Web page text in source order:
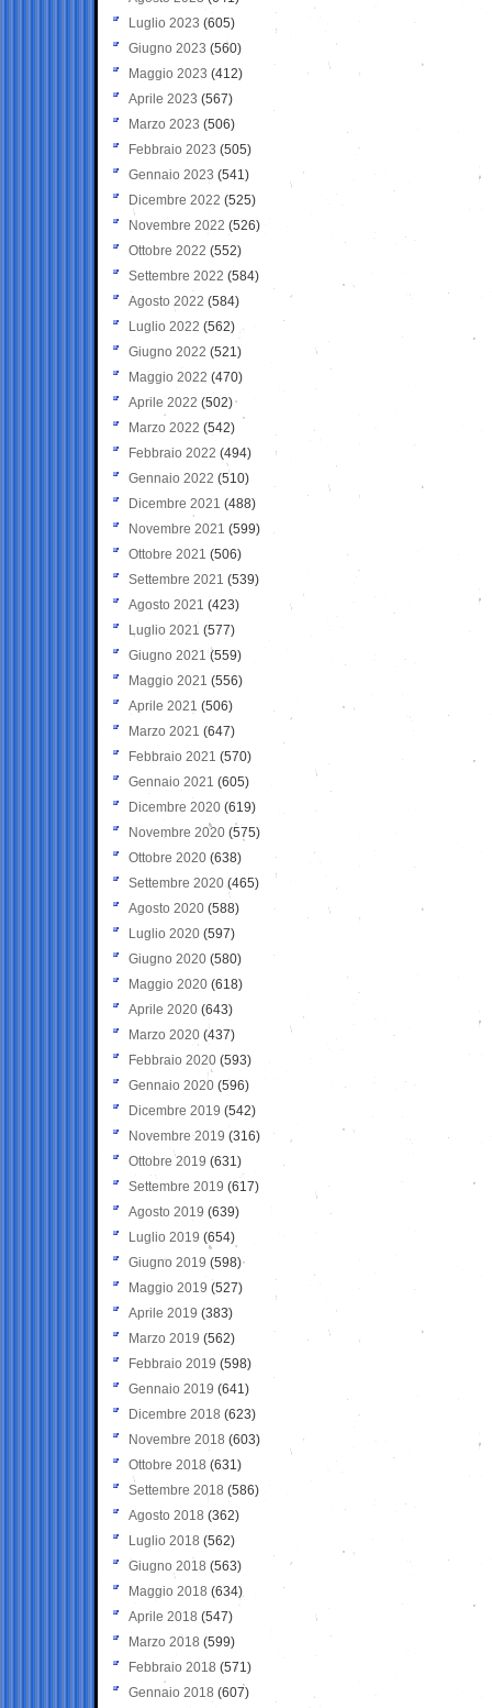
Luglio 2023 (605)
Giugno 2023 (560)
Maggio 2023 (412)
Aprile 2023 (567)
Marzo 2023 (506)
Febbraio 2023 (505)
Gennaio 2023 (541)
Dicembre 2022 (525)
Novembre 2022 (526)
Ottobre 2022 (552)
Settembre 2022 (584)
Agosto 2022 (584)
Luglio 2022 (562)
Giugno 2022 (521)
Maggio 2022 (470)
Aprile 2022 (502)
Marzo 2022 (542)
Febbraio 2022 (494)
Gennaio 2022 (510)
Dicembre 2021 (488)
Novembre 2021 (599)
Ottobre 2021 (506)
Settembre 2021 (539)
Agosto 2021 (423)
Luglio 2021 (577)
Giugno 2021(559)
Maggio 2021 (556)
Aprile 2021 (506)
Marzo 2021 (647)
Febbraio 2021 (570)
Gennaio 2021 (605)
Dicembre 2020 (619)
Novembre 2020 (575)
Ottobre 2020 (638)
Settembre 2020(465)
Agosto 2020 (588)
Luglio 2020 (597)
Giugno 2020 (580)
Maggio 2020 (618)
Aprile 2020 (643)
Marzo 2020 (437)
Febbraio 2020 (593)
Gennaio 2020 (596)
Dicembre 2019 (542)
Novembre 2019 (316)
Ottobre 2019 (631)
Settembre 2019 (617)
Agosto 2019 (639)
Luglio 2019 (654)
Giugno 2019 (598)
Maggio 2019 (527)
Aprile 2019 (383)
Marzo 2019 (562)
Febbraio 2019 (598)
Gennaio 2019 (641)
Dicembre 2018 (623)
Novembre 2018 (603)
Ottobre 2018 (631)
Settembre 2018 (586)
Agosto 2018 (362)
Luglio 2018 (562)
Giugno 2018 (563)
Maggio 2018 (634)
Aprile 2018 (547)
Marzo 2018 (599)
Febbraio 2018 (571)
Gennaio 2018 (607)